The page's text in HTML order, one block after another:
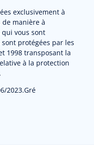
exclusivement à
manière à
vous sont
protégées par les
1998 transposant la
à la protection
2023.Gré